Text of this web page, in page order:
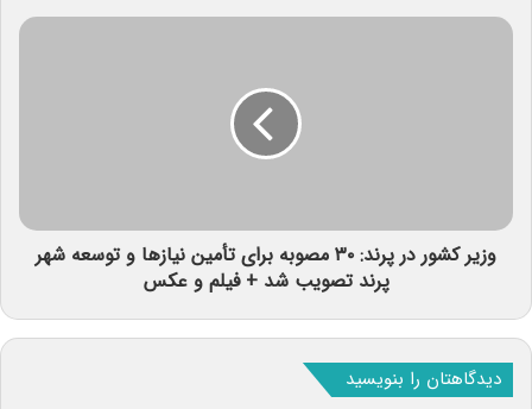
وزیر کشور در پرند: ۳۰ مصوبه برای تأمین نیازها و توسعه شهر
پرند تصویب شد + فیلم و عکس
دیدگاهتان را بنویسید